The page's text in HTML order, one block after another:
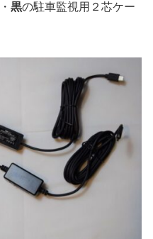
・ 黒の駐車監視用２芯ケー